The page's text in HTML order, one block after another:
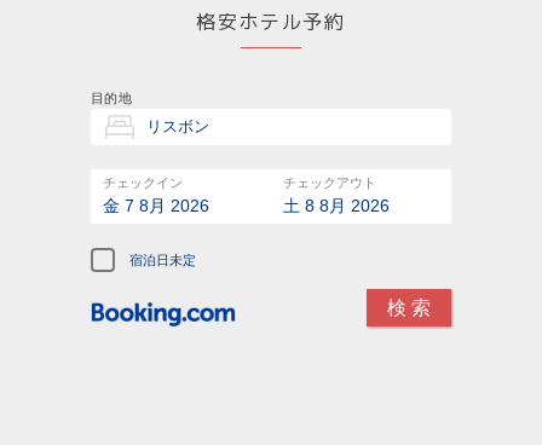
格安ホテル予約
目的地
チェックイン
金 7 8月 2026
チェックアウト
土 8 8月 2026
宿泊日未定